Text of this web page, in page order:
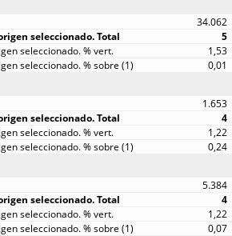
34.062
5
1,53
0,01
1.653
4
1,22
0,24
5.384
4
1,22
0,07